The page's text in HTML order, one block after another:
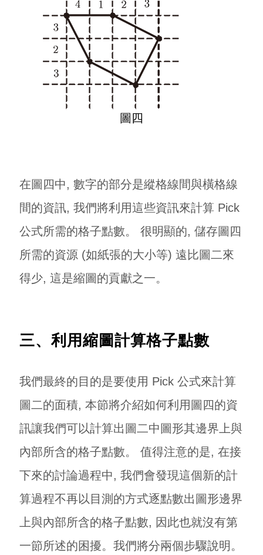
圖四
在圖四中, 數字的部分是縱格線間與橫格線
間的資訊, 我們將利用這些資訊來計算 Pick
公式所需的格子點數。 很明顯的, 儲存圖四
所需的資源 (如紙張的大小等) 遠比圖二來
得少, 這是縮圖的貢獻之一。
三、利用縮圖計算格子點數
我們最終的目的是要使用 Pick 公式來計算
圖二的面積, 本節將介紹如何利用圖四的資
訊讓我們可以計算出圖二中圖形其邊界上與
內部所含的格子點數。 值得注意的是, 在接
下來的討論過程中, 我們會發現這個新的計
算過程不再以目測的方式逐點數出圖形邊界
上與內部所含的格子點數, 因此也就沒有第
一節所述的困擾。我們將分兩個步驟說明。